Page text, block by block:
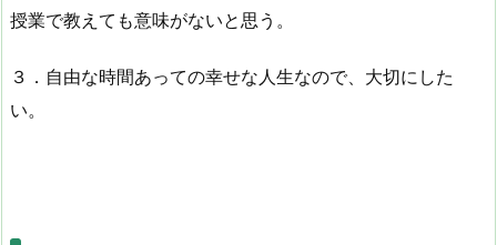
授業で教えても意味がないと思う。
３．自由な時間あっての幸せな人生なので、大切にした
い。